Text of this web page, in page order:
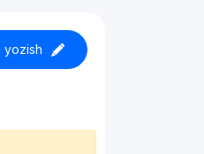
yozish